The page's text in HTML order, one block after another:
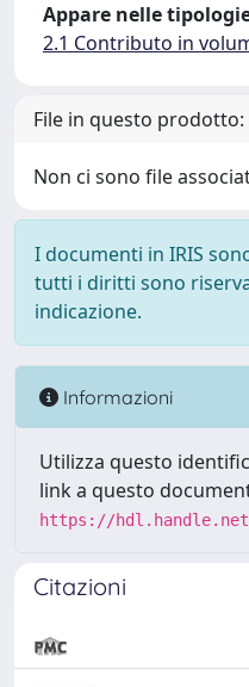
Appare nelle
2.1 Contributo in
File in questo prodotto:
Non ci sono file
I documenti in IRIS
tutti i diritti sono
indicazione.
Informazioni
Utilizza questo
link a questo
https://hdl.handle.net/
Citazioni